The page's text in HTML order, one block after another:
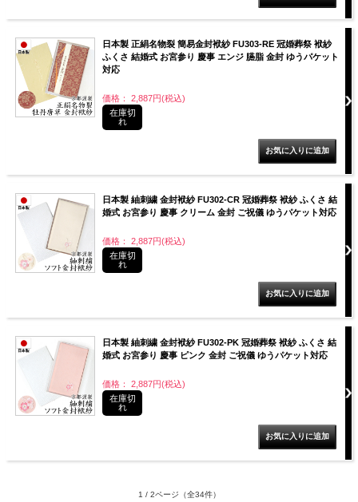
日本製 正絹名物裂 簡易金封袱紗 FU303-RE 冠婚葬祭 袱紗
ふくさ 結婚式 お宮参り 慶事 エンジ 臙脂 金封 ゆうパケット
対応
価格： 2,887円(税込)
在庫切
れ
日本製 紬刺繍 金封袱紗 FU302-CR 冠婚葬祭 袱紗 ふくさ 結
婚式 お宮参り 慶事 クリーム 金封 ご祝儀 ゆうパケット対応
価格： 2,887円(税込)
在庫切
れ
日本製 紬刺繍 金封袱紗 FU302-PK 冠婚葬祭 袱紗 ふくさ 結
婚式 お宮参り 慶事 ピンク 金封 ご祝儀 ゆうパケット対応
価格： 2,887円(税込)
在庫切
れ
1 / 2ページ （全34件）